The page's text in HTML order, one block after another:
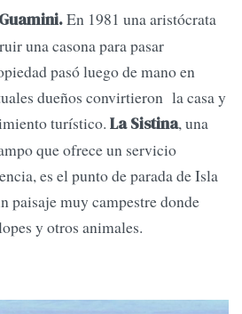
Guamini.En 1981 una aristócrata
una casona para pasar
pasó luego de mano en
dueños convirtieron la casa y
turístico. La Sistina, una
que ofrece un servicio
es el punto de parada de Isla
paisaje muy campestre donde
y otros animales.